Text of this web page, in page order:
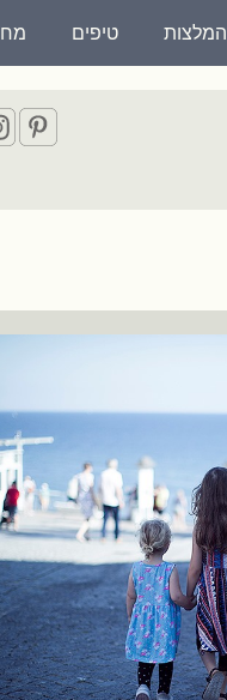
המלצות טיפים